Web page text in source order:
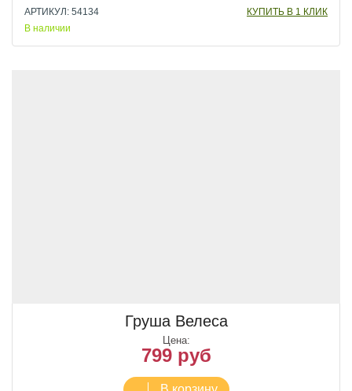
АРТИКУЛ: 54134
КУПИТЬ В 1 КЛИК
В наличии
Груша Велеса
Цена:
799 руб